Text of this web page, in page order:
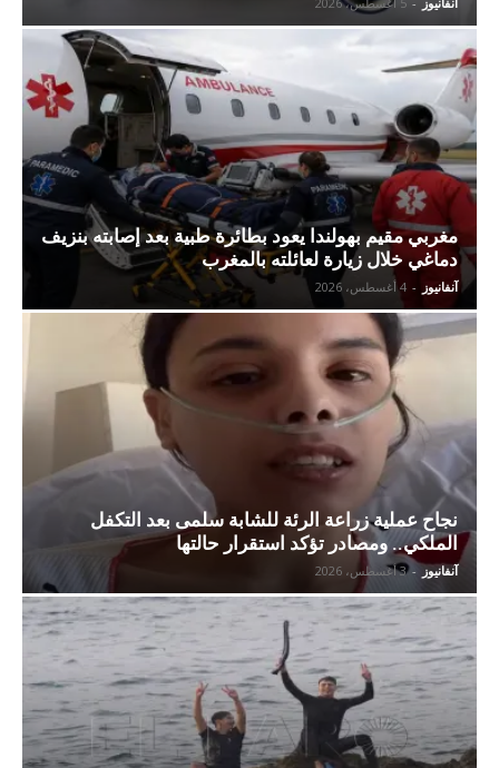
مغربي مقيم بهولندا يعود بطائرة طبية بعد إصابته بنزيف
دماغي خلال زيارة لعائلته بالمغرب
آنفانيوز - 4 أغسطس، 2026
نجاح عملية زراعة الرئة للشابة سلمى بعد التكفل
الملكي.. ومصادر تؤكد استقرار حالتها
آنفانيوز - 3 أغسطس، 2026